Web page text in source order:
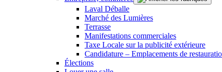
Laval Déballe
Marché des Lumières
Terrasse
Manifestations commerciales
Taxe Locale sur la publicité extérieure
Candidature – Emplacements de
Élections